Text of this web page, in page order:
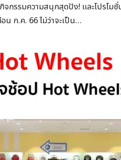
รรมความสนุกสุดปัง! และโปรโมชั่
น ก.ค. 66 ไม่ว่าจะเป็น…